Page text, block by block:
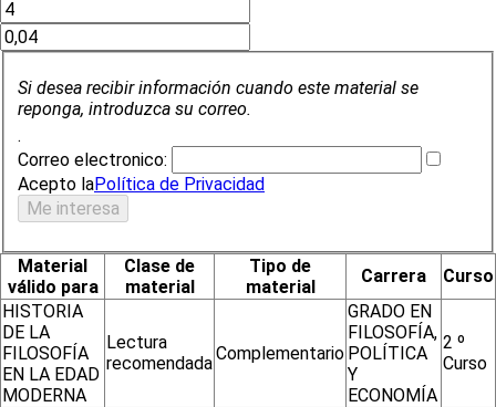
Si desea recibir información cuando este material se
reponga, introduzca su correo.
.
Correo electronico:
Acepto laPolítica de Privacidad
Material
válido para
Clase de
material
Tipo de
material
Carrera
Curso
HISTORIA
DE LA
FILOSOFÍA
EN LA EDAD
MODERNA
Lectura
recomendadaComplementario
GRADO EN
FILOSOFÍA,
POLÍTICA
Y
ECONOMÍA
2 º
Curso